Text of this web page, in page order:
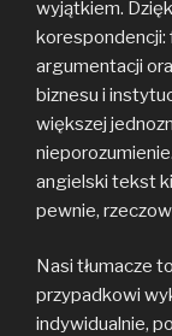
wyjątkiem.
korespondencji:
argumentacji
biznesu i
większej
angielski tekst
pewnie,
Nasi tłumacze
przypadkowi
indywidualnie,